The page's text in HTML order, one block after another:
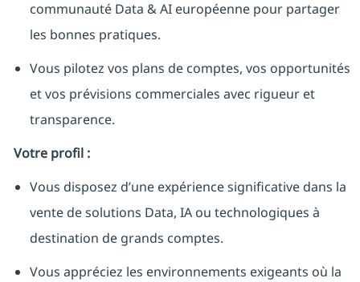
communauté Data & AI européenne pour partager
les bonnes pratiques.
Vous pilotez vos plans de comptes, vos opportunités
et vos prévisions commerciales avec rigueur et
transparence.
Votre profil :
Vous disposez d’une expérience significative dans la
vente de solutions Data, IA ou technologiques à
destination de grands comptes.
Vous appréciez les environnements exigeants où la